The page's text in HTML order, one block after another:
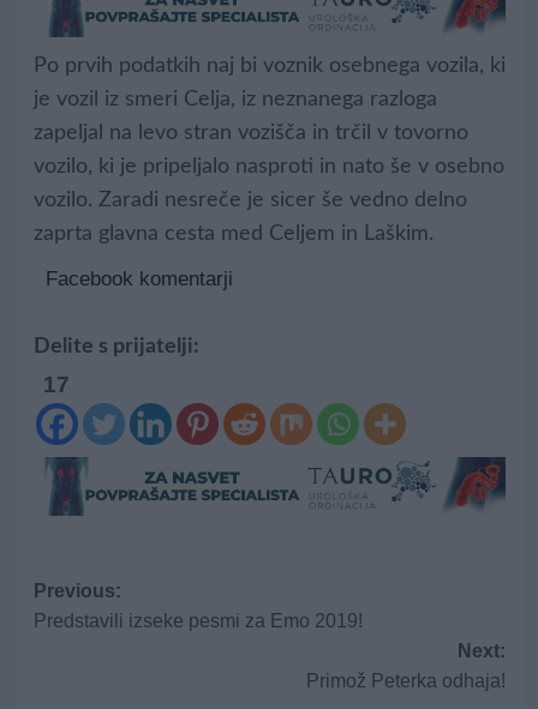
Po prvih podatkih naj bi voznik osebnega vozila, ki
je vozil iz smeri Celja, iz neznanega razloga
zapeljal na levo stran vozišča in trčil v tovorno
vozilo, ki je pripeljalo nasproti in nato še v osebno
vozilo. Zaradi nesreče je sicer še vedno delno
zaprta glavna cesta med Celjem in Laškim.
Facebook komentarji
Delite s prijatelji:
17
Post
navigation
Previous:
Predstavili izseke pesmi za Emo 2019!
Next:
Primož Peterka odhaja!